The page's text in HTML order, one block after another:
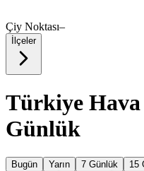
Çiy Noktası–
İlçeler
Türkiye
Günlük
Bugün Yarın 7 Günlük 15